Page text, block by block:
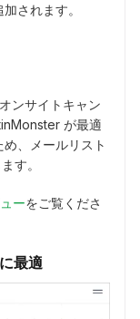
されます。
ンサイトキャン
が最適
、メールリスト
す。
ーをご覧くださ
最適